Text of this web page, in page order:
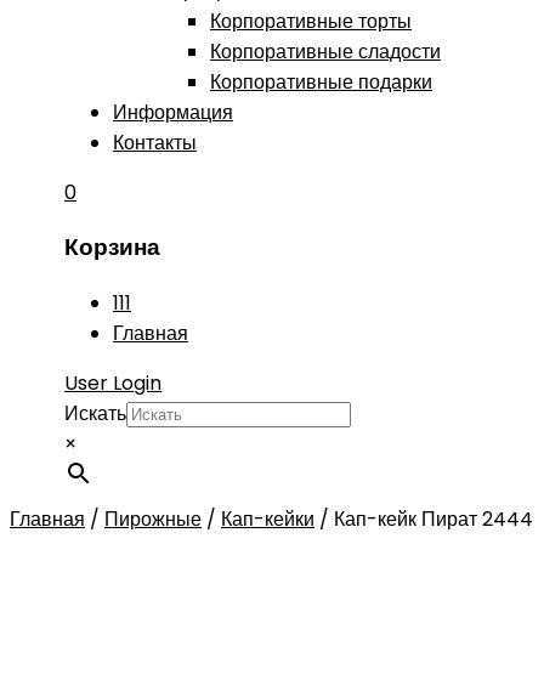
Корпоративные торты
Корпоративные сладости
Корпоративные подарки
Информация
Контакты
0
Корзина
111
Главная
User Login
Искать
×
Главная / Пирожные / Кап-кейки / Кап-кейк Пират 2444